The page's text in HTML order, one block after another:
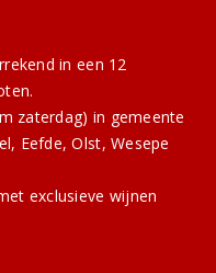
in een 12
zaterdag) in gemeente
Eefde, Olst, Wesepe
exclusieve wijnen